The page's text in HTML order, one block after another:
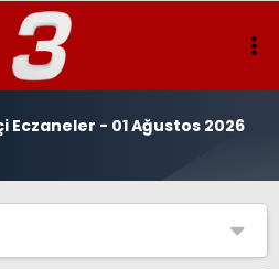
Eczaneler - 01 Ağustos 2026